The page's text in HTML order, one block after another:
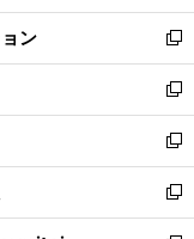
開
く
ウ
で
開
く
ン
ド
ウ
で
開
く
ウ
ィ
ン
ド
ウ
で
開
く
ン
新
し
い
ウ
ィ
ン
ド
ウ
新
し
い
ウ
ィ
ン
新
し
い
ウ
新
し